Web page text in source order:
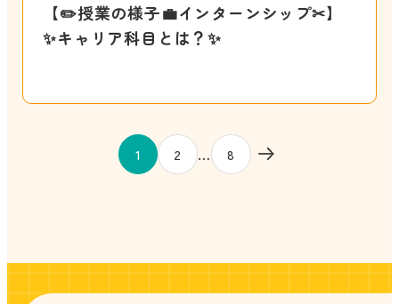
【✏️授業の様子💼インターンシップ✂】
✨キャリア科目とは？✨
り
1 2 … 8